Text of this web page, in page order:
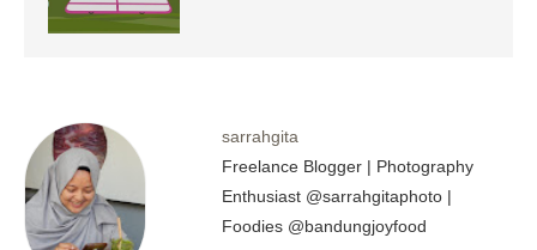
sarrahgita
Freelance Blogger | Photography
Enthusiast @sarrahgitaphoto |
Foodies @bandungjoyfood